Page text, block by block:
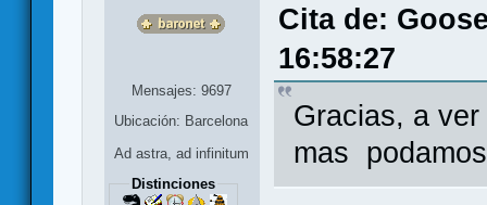
Mensajes: 9697
Ubicación: Barcelona
Ad astra, ad infinitum
Distinciones
Cita de:
16:58:27
Gracias, a
mas